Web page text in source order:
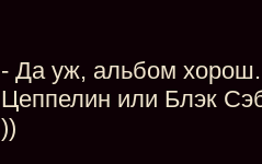
- Да уж, альбом
Цеппелин или Блэк
))